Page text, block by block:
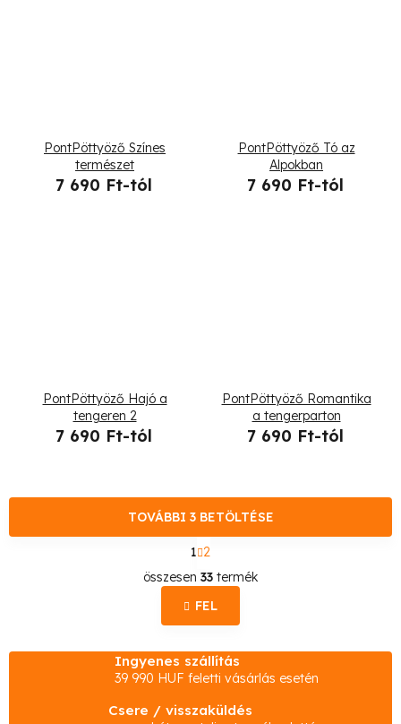
PontPöttyöző Színes
természet
7 690 Ft-tól
PontPöttyöző Tó az
Alpokban
7 690 Ft-tól
PontPöttyöző Hajó a
tengeren 2
7 690 Ft-tól
PontPöttyöző Romantika
a tengerparton
7 690 Ft-tól
L
i
s
t
a
r
TOVÁBBI 3 BETÖLTÉSE
L
a
p
o
z
1 2
összesen 33 termék
FEL
Ingyenes szállítás
39 990 HUF feletti vásárlás esetén
Csere / visszaküldés